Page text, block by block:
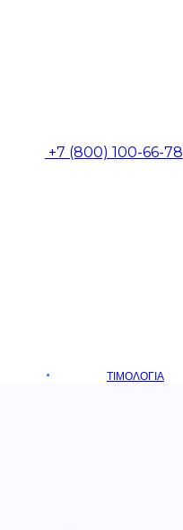
+7 (800) 100-66-78
ΤΙΜΟΛΌΓΙΑ